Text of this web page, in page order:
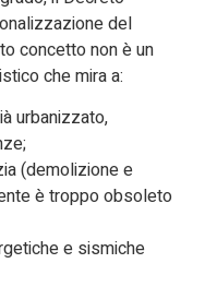
del
concetto non è un
che mira a:
urbanizzato,
(demolizione e
è troppo obsoleto
e sismiche